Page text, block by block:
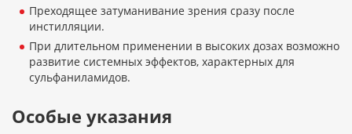
Преходящее затуманивание зрения сразу после
инстилляции.
При длительном применении в высоких дозах возможно
развитие системных эффектов, характерных для
сульфаниламидов.
Особые указания